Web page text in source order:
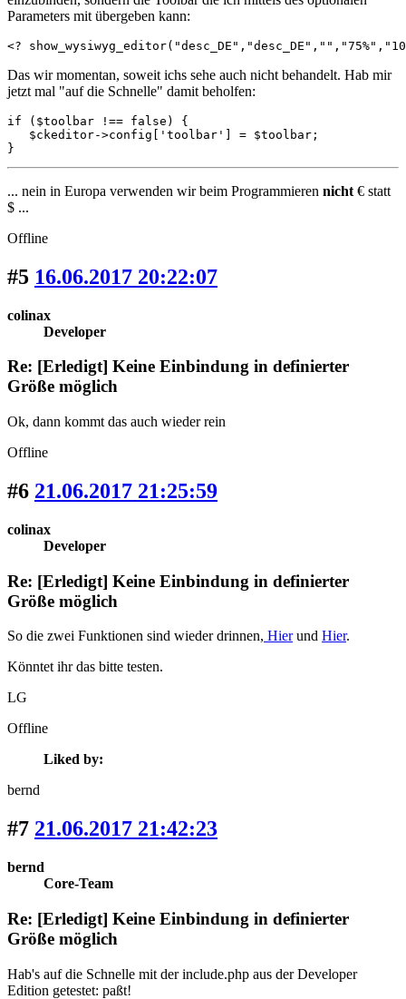
Parameters mit übergeben kann:
<?
Das wir momentan, soweit ichs sehe auch nicht behandelt. Hab mir
jetzt mal "auf die Schnelle" damit beholfen:
if ($toolbar !== false) {
   $ckeditor->config['toolbar'] = $toolbar;
}
... nein in Europa verwenden wir beim Programmieren nicht € statt
$ ...
Offline
#5 16.06.2017 20:22:07
colinax
Developer
Re: [Erledigt] Keine Einbindung in definierter
Größe möglich
Ok, dann kommt das auch wieder rein
Offline
#6 21.06.2017 21:25:59
colinax
Developer
Re: [Erledigt] Keine Einbindung in definierter
Größe möglich
So die zwei Funktionen sind wieder drinnen, Hierund Hier.
Könntet ihr das bitte testen.
LG
Offline
Liked by:
bernd
#7 21.06.2017 21:42:23
bernd
Core-Team
Re: [Erledigt] Keine Einbindung in definierter
Größe möglich
Hab's auf die Schnelle mit der include.php aus der Developer
Edition getestet: paßt!